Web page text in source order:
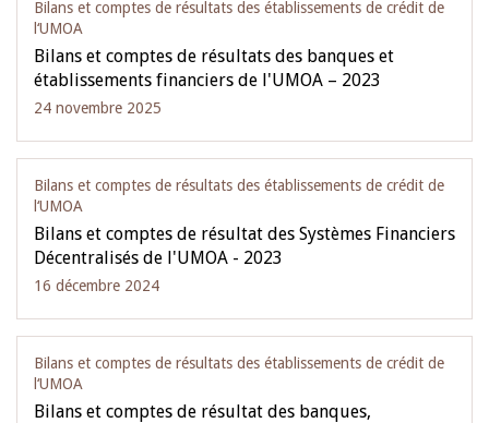
Bilans et comptes de résultats des établissements de crédit de
l‘UMOA
Bilans et comptes de résultats des banques et
établissements financiers de l'UMOA – 2023
24 novembre 2025
Bilans et comptes de résultats des établissements de crédit de
l‘UMOA
Bilans et comptes de résultat des Systèmes Financiers
Décentralisés de l'UMOA - 2023
16 décembre 2024
Bilans et comptes de résultats des établissements de crédit de
l‘UMOA
Bilans et comptes de résultat des banques,